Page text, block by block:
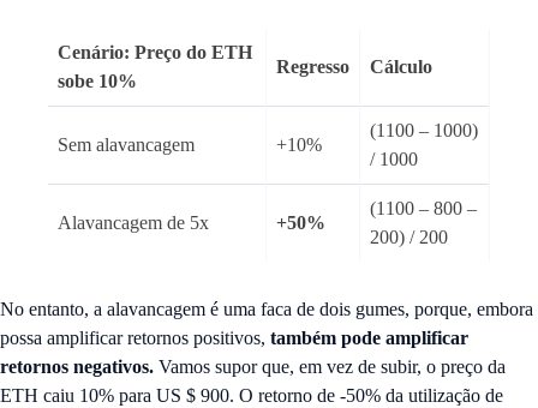
Cenário: Preço do ETH
sobe 10%
Regresso Cálculo
Sem alavancagem +10%
(1100 – 1000)
/ 1000
Alavancagem de 5x +50%
(1100 – 800 –
200) / 200
No entanto, a alavancagem é uma faca de dois gumes, porque, embora
possa amplificar retornos positivos, também pode amplificar
retornos negativos. Vamos supor que, em vez de subir, o preço da
ETH caiu 10% para US $ 900. O retorno de -50% da utilização de